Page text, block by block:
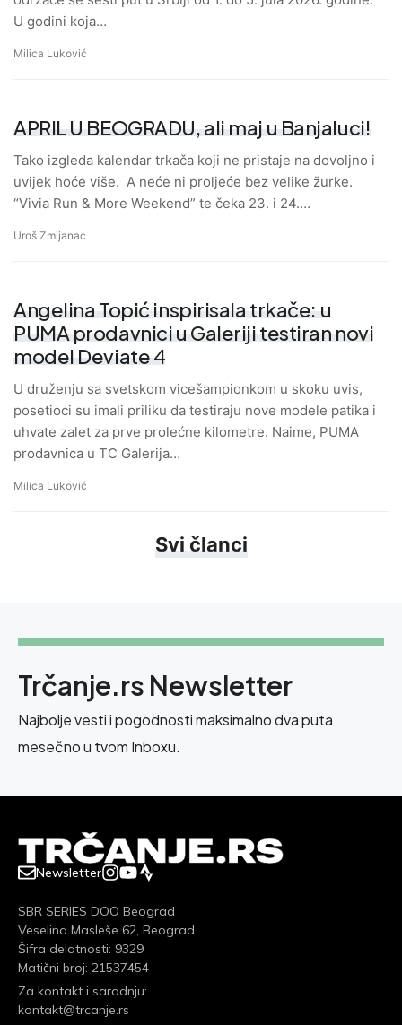
U godini koja…
Milica Luković
APRIL U BEOGRADU, ali maj u Banjaluci!
Tako izgleda kalendar trkača koji ne pristaje na dovoljno i
uvijek hoće više. A neće ni proljeće bez velike žurke.
“Vivia Run & More Weekend” te čeka 23. i 24.…
Uroš Zmijanac
Angelina Topić inspirisala trkače: u
PUMA prodavnici u Galeriji testiran novi
model Deviate 4
U druženju sa svetskom vicešampionkom u skoku uvis,
posetioci su imali priliku da testiraju nove modele patika i
uhvate zalet za prve prolećne kilometre. Naime, PUMA
prodavnica u TC Galerija…
Milica Luković
Svi članci
Trčanje.rs Newsletter
Najbolje vesti i pogodnosti maksimalno dva puta
mesečno u tvom Inboxu.
Newsletter
SBR SERIES DOO Beograd
Veselina Masleše 62, Beograd
Šifra delatnosti: 9329
Matični broj: 21537454
Za kontakt i saradnju:
kontakt@trcanje.rs